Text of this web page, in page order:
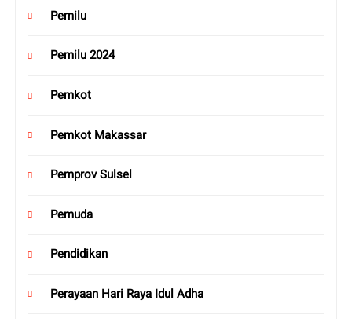
Pemilu
Pemilu 2024
Pemkot
Pemkot Makassar
Pemprov Sulsel
Pemuda
Pendidikan
Perayaan Hari Raya Idul Adha